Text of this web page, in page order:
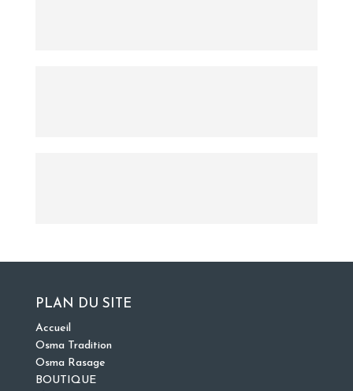
PLAN DU SITE
Accueil
Osma Tradition
Osma Rasage
BOUTIQUE